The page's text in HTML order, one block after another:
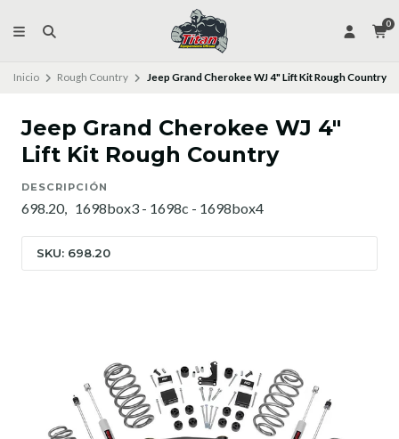
0
Inicio Rough Country Jeep Grand Cherokee WJ 4" Lift Kit Rough Country
Jeep Grand Cherokee WJ 4"
Lift Kit Rough Country
DESCRIPCIÓN
698.20, 1698box3 - 1698c - 1698box4
SKU: 698.20